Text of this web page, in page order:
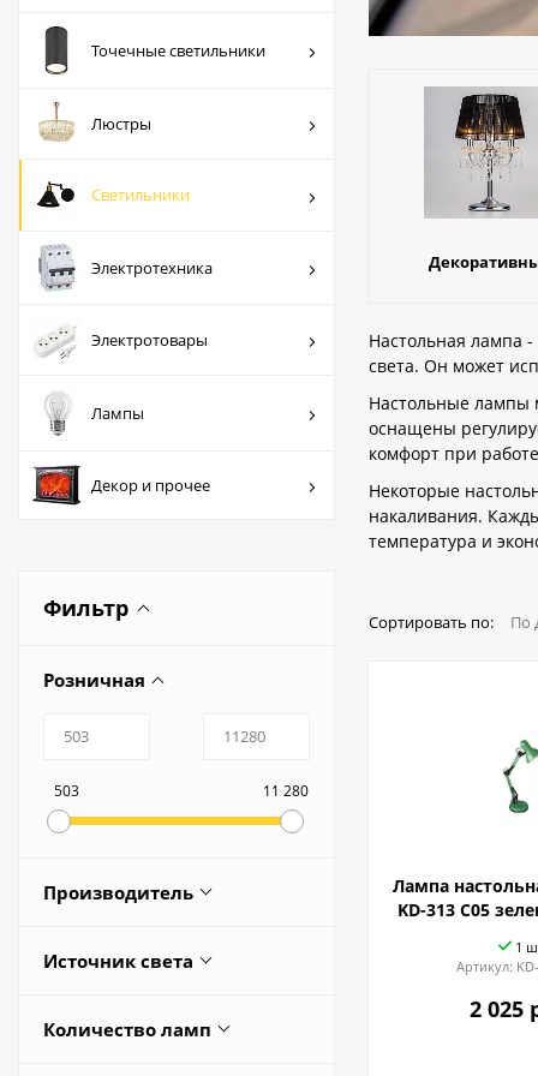
Люстры
Светильники
Электротехника
Лампы
Декор и прочее
Точечные светильники
Люстры
Светильники
Электротехника
Электротовары
Лампы
Декор и прочее
Фильтр
Розничная
503 11 280
Производитель
Источник света
Количество ламп
Настольная лампа
света. Он может
Настольные лампы
оснащены
комфорт при
Некоторые
накаливания.
температура и
Сортировать по: По
Лампа
KD-313 C05
1
Артикул:
2 025